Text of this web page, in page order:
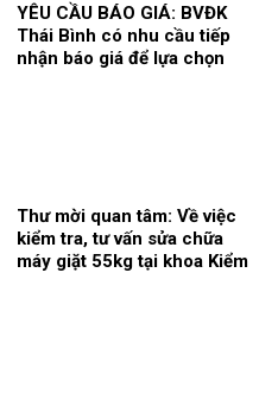
YÊU CẦU BÁO GIÁ: BVĐK
Thái Bình có nhu cầu tiếp
nhận báo giá để lựa chọn
Thư mời quan tâm: Về việc
kiểm tra, tư vấn sửa chữa
máy giặt 55kg tại khoa Kiểm